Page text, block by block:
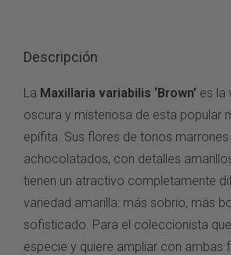
Descripción
La Maxillaria variabilis ‘Brown’ es la
oscura y misteriosa de esta popular
epífita. Sus flores de tonos
achocolatados, con detalles
tienen un atractivo completamente
variedad amarilla: más sobrio, más
sofisticado. Para el coleccionista
especie y quiere ampliar con ambas